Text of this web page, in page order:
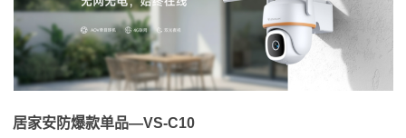
居家安防爆款单品—VS-C10